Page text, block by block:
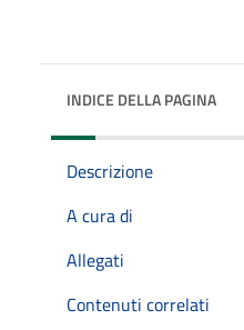
INDICE DELLA PAGINA
Descrizione
A cura di
Allegati
Contenuti correlati